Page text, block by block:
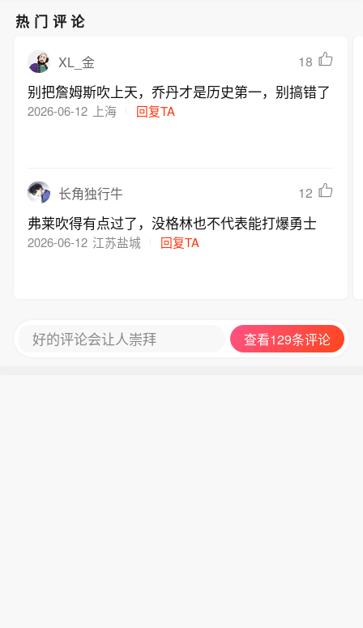
热门评论
XL_金 18
别把詹姆斯吹上天，乔丹才是历史第一，别搞错了
2026-06-12 上海 回复TA
长角独行牛 12
弗莱吹得有点过了，没格林也不代表能打爆勇士
2026-06-12 江苏盐城 回复TA
好的评论会让人崇拜 查看129条评论